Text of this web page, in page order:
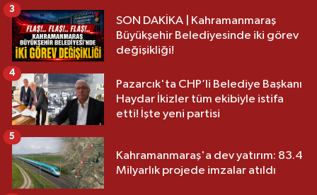
SON DAKİKA | Kahramanmaraş
Büyükşehir Belediyesinde iki görev
değişikliği!
3
Pazarcık'ta CHP’li Belediye Başkanı
Haydar İkizler tüm ekibiyle istifa
etti! İşte yeni partisi
4
Kahramanmaraş'a dev yatırım: 83.4
Milyarlık projede imzalar atıldı
5